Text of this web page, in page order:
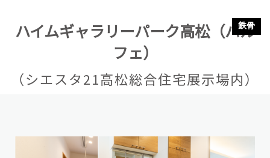
ハイムギャラリーパーク高松（パル
フェ）
鉄骨
（シエスタ21高松総合住宅展示場内）